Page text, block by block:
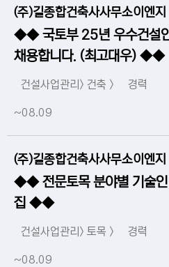
(주)길종합건축사사무소이엔지
◆◆ 국토부 25년 우수건설
채용합니다. (최고대우) ◆◆
건설사업관리> 건축 > 경력
~08.09
(주)길종합건축사사무소이엔지
◆◆ 전문토목 분야별 기술인
집 ◆◆
건설사업관리> 토목 > 경력
~08.09